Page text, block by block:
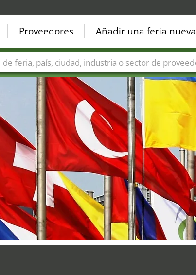
Proveedores Añadir una feria nueva
Países Ciudades Sectores de ferias Sectores